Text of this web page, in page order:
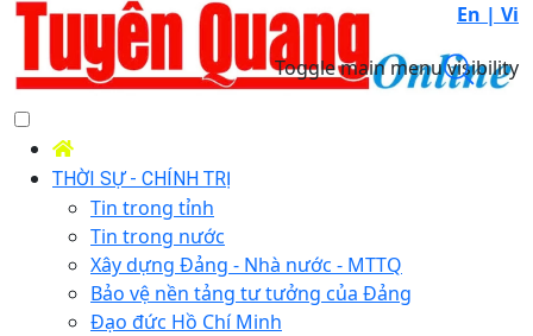
En | Vi
Toggle main menu visibility
THỜI SỰ - CHÍNH TRỊ
Tin trong tỉnh
Tin trong nước
Xây dựng Đảng - Nhà nước - MTTQ
Bảo vệ nền tảng tư tưởng của Đảng
Đạo đức Hồ Chí Minh